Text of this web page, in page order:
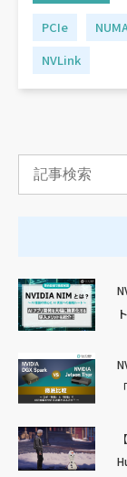
PCIe
NVLink